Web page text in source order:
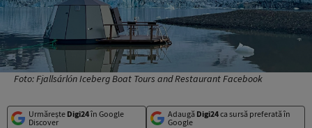
Foto: Fjallsárlón Iceberg Boat Tours and Restaurant Facebook
Urmărește Digi24în Google
Discover
Adaugă Digi24ca sursă preferată în
Google